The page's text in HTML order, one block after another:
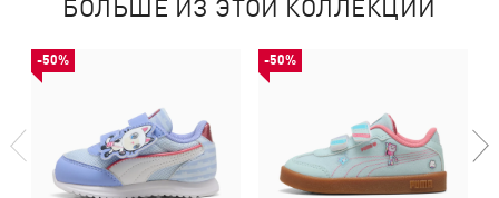
БОЛЬШЕ ИЗ ЭТОЙ КОЛЛЕКЦИИ
-50% -50%